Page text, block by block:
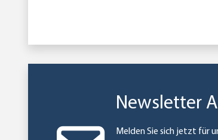
Newsletter
Melden Sie sich jetzt für